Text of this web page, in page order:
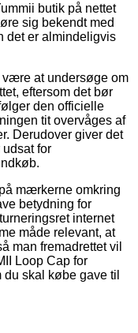
butik på nettet
sig bekendt med
det er almindeligvis
være at undersøge om
eftersom det bør
den officielle
tit overvåges af
Derudover giver det
for
mærkerne omkring
betydning for
internet
måde relevant, at
man fremadrettet vil
Loop Cap for
skal købe gave til